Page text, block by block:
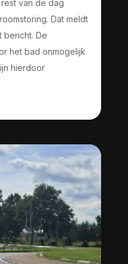
van de dag
Dat meldt
bericht. De
het bad onmogelijk
hierdoor